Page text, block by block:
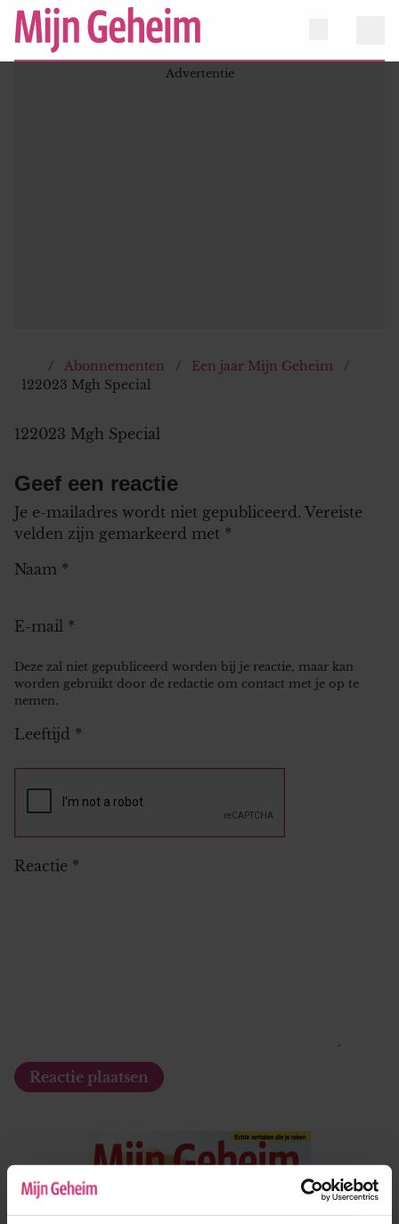
Abonnementen
Een jaar Mijn Geheim
122023 Mgh Special
122023 Mgh Special
Geef een reactie
Je e-mailadres wordt niet gepubliceerd. Vereiste
velden zijn gemarkeerd met *
Naam *
E-mail *
Deze zal niet gepubliceerd worden bij je reactie, maar kan
worden gebruikt door de redactie om contact met je op te
nemen.
Leeftijd *
Reactie *